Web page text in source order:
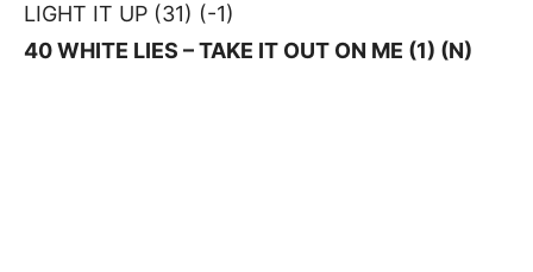
LIGHT IT UP (31) (-1)
40 WHITE LIES – TAKE IT OUT ON ME (1) (N)